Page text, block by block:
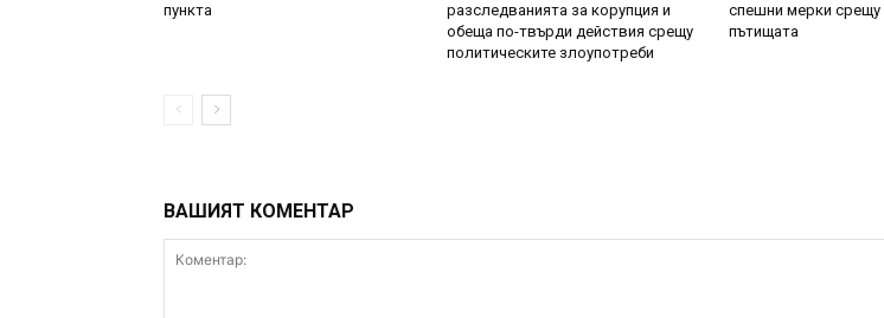
пункта
разследванията за корупция и
обеща по-твърди действия срещу
политическите злоупотреби
спешни мерки срещу
пътищата
ВАШИЯТ КОМЕНТАР